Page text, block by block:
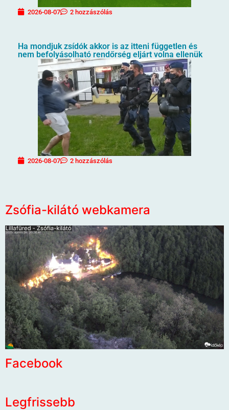
2026-08-07 2 hozzászólás
Ha mondjuk zsídók akkor is az itteni független és
nem befolyásolható rendőrség eljárt volna ellenük
2026-08-07 2 hozzászólás
Zsófia-kilátó webkamera
Facebook
Legfrissebb